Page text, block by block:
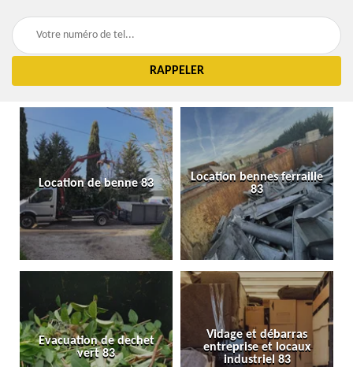
Location de benne 83
Location bennes ferraille
83
Evacuation de dechet
vert 83
Vidage et débarras
entreprise et locaux
industriel 83